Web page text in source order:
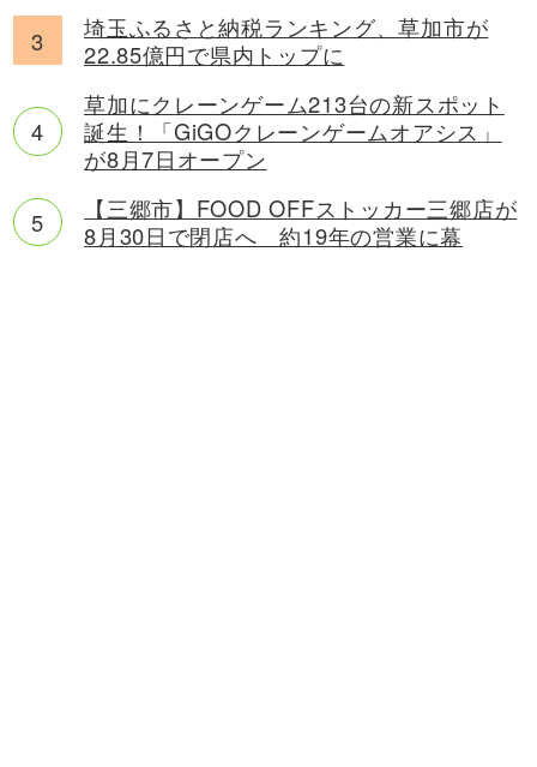
埼玉ふるさと納税ランキング、草加市が
22.85億円で県内トップに
草加にクレーンゲーム213台の新スポット
誕生！「GiGOクレーンゲームオアシス」
が8月7日オープン
【三郷市】FOOD OFFストッカー三郷店が
8月30日で閉店へ 約19年の営業に幕